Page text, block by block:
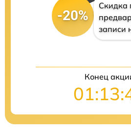
-20%
Скидка
записи
Конец